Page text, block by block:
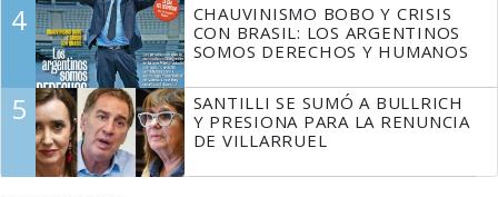
4
CHAUVINISMO BOBO Y CRISIS
CON BRASIL: LOS ARGENTINOS
SOMOS DERECHOS Y HUMANOS
5
SANTILLI SE SUMÓ A BULLRICH
Y PRESIONA PARA LA RENUNCIA
DE VILLARRUEL